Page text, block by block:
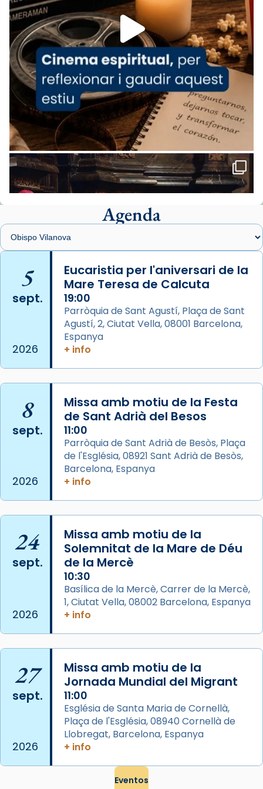
missa d’acció de gràcies en agraïment al
comitè organitzador de la visita apostòlica
del Sant Pare Lleó XIV a Barcelona, i als
col·laboradors, a la Catedral de Barcelona.
L’arquebisbe de Barcelona, el cardenal Joan
Josep Omella, ha presidit la missa i l’ha
concelebrat el bisbe auxiliar de Barcelona,
Mons. David Abadías.
📸 Dr. G. Simón
Foto
View on Facebook Share
Arquebisbat de Barcelona
1 week ago
Memòria de les santes Juliana i
Semproniana, verges i màrtirs.
Acompanyant la història de sant Cugat, a
partir de l’Edat Mitjana sorgeix la tradició
que les santes Juliana (“relatiu a Júlia”) i
Semproniana (“relatiu a Semprònia =
eterna”) són deixebles seves. I l’any 1667, el
frare Joan Gaspar Roig, afirma en una obra
que les santes són filles de l’antiga Iluro.
Mataró en reivindicarà les relíq
Ver más
View on Facebook Share
Arquebisbat de Barcelona
2 weeks ago
Jaume, fill de Zebedeu, és juntament amb el
seu germà Joan i Pere un dels que
acompanyava més de prop Jesús.
Segons el llibre dels Fets (12,2) fou el primer
apòstol màrtir, decapitat a Jerusalem per
Herodes Agripa (vers l'any 44).
Patró de Galícia, després de les invasions
musulmanes fou venerat com a patró dels
Regnes castellans i més tard de tota
Espanya.
El seu sepulcre a Compostela fou un g
...Ver más
Foto
View on Facebook · Share
Agenda
5
sept.
2026
Eucaristia per l'aniversari de la
Mare Teresa de Calcuta
19:00
Parròquia de Sant Agustí, Plaça de Sant
Agustí, 2, Ciutat Vella, 08001 Barcelona,
Espanya
+ info
8
sept.
2026
Missa amb motiu de la Festa
de Sant Adrià del Besos
11:00
Parròquia de Sant Adrià de Besòs, Plaça
de l'Església, 08921 Sant Adrià de Besòs,
Barcelona, Espanya
+ info
24
sept.
2026
Missa amb motiu de la
Solemnitat de la Mare de Déu
de la Mercè
10:30
Basílica de la Mercè, Carrer de la Mercè,
1, Ciutat Vella, 08002 Barcelona, Espanya
+ info
27
sept.
2026
Missa amb motiu de la
Jornada Mundial del Migrant
11:00
Església de Santa Maria de Cornellà,
Plaça de l'Església, 08940 Cornellà de
Llobregat, Barcelona, Espanya
+ info
Eventos